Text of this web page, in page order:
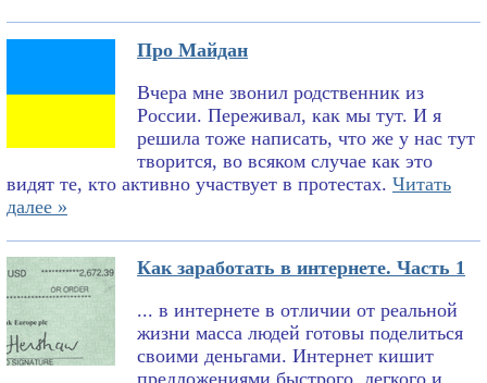
Про Майдан
Вчера мне звонил родственник из
России. Переживал, как мы тут. И я
решила тоже написать, что же у нас тут
творится, во всяком случае как это
видят те, кто активно участвует в протестах. Читать
далее »
Как заработать в интернете. Часть 1
... в интернете в отличии от реальной
жизни масса людей готовы поделиться
своими деньгами. Интернет кишит